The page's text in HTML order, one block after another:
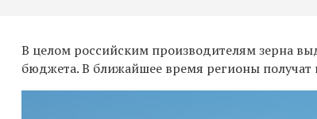
В целом российским производителям зерна
бюджета. В ближайшее время регионы получат